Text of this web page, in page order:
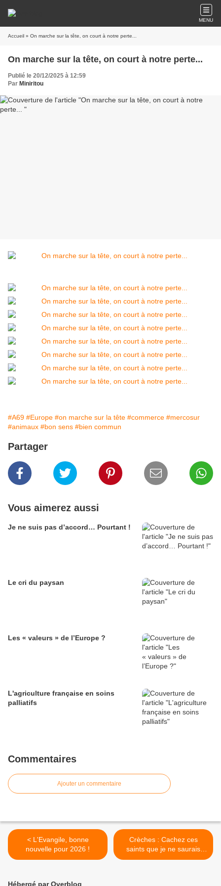
MENU
Accueil » On marche sur la tête, on court à notre perte...
On marche sur la tête, on court à notre perte...
Publié le 20/12/2025 à 12:59
Par Miniritou
#A69 #Europe #on marche sur la tête #commerce #mercosur
#animaux #bon sens #bien commun
Partager
Vous aimerez aussi
Je ne suis pas d’accord… Pourtant !
Le cri du paysan
Les « valeurs » de l’Europe ?
L'agriculture française en soins
palliatifs
Commentaires
Ajouter un commentaire
< L'Evangile, bonne
nouvelle pour 2026 !
Crèches : Cachez ces
saints que je ne saurais
voir ! >
Hébergé par Overblog